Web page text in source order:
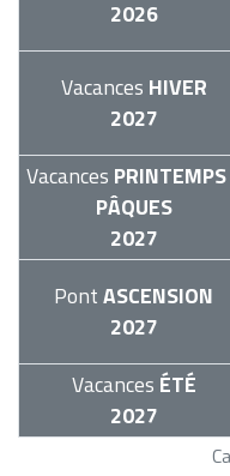
2026
Vacances HIVER
2027
Vacances
PÂQUES
2027
PontASCENSION
2027
Vacances ÉTÉ
2027